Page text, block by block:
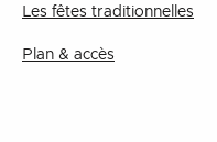
Les fêtes traditionnelles
Plan & accès